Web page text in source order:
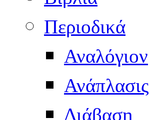
Περιοδικά
Αναλόγιον
Ανάπλασις